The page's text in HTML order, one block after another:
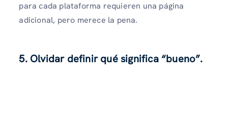
para cada plataforma requieren una página
adicional, pero merece la pena.
5. Olvidar definir qué significa “bueno”.